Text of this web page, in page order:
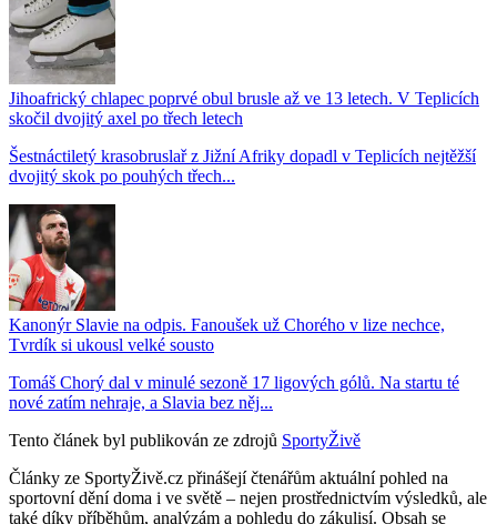
Jihoafrický chlapec poprvé obul brusle až ve 13 letech. V Teplicích
skočil dvojitý axel po třech letech
Šestnáctiletý krasobruslař z Jižní Afriky dopadl v Teplicích nejtěžší
dvojitý skok po pouhých třech...
Kanonýr Slavie na odpis. Fanoušek už Chorého v lize nechce,
Tvrdík si ukousl velké sousto
Tomáš Chorý dal v minulé sezoně 17 ligových gólů. Na startu té
nové zatím nehraje, a Slavia bez něj...
Tento článek byl publikován ze zdrojů SportyŽivě
Články ze SportyŽivě.cz přinášejí čtenářům aktuální pohled na
sportovní dění doma i ve světě – nejen prostřednictvím výsledků, ale
také díky příběhům, analýzám a pohledu do zákulisí. Obsah se